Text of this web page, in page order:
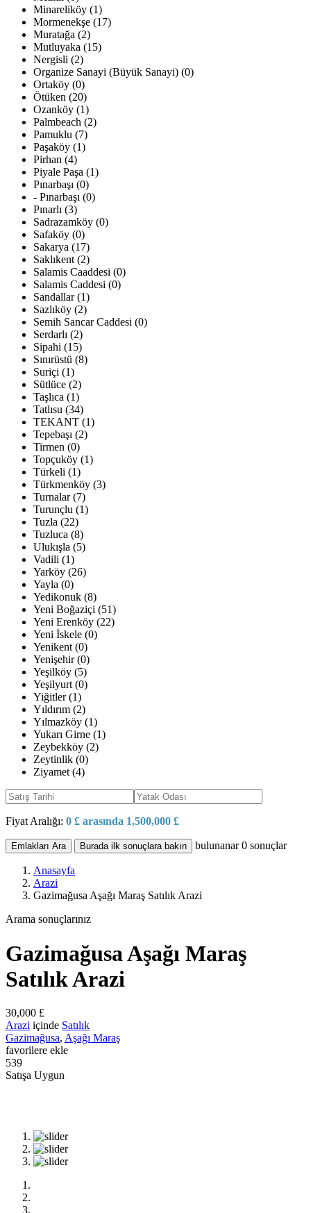
Minareliköy (1)
Mormenekşe (17)
Muratağa (2)
Mutluyaka (15)
Nergisli (2)
Organize Sanayi (Büyük Sanayi) (0)
Ortaköy (0)
Ötüken (20)
Ozanköy (1)
Palmbeach (2)
Pamuklu (7)
Paşaköy (1)
Pirhan (4)
Piyale Paşa (1)
Pınarbaşı (0)
- Pınarbaşı (0)
Pınarlı (3)
Sadrazamköy (0)
Safaköy (0)
Sakarya (17)
Saklıkent (2)
Salamis Caaddesi (0)
Salamis Caddesi (0)
Sandallar (1)
Sazlıköy (2)
Semih Sancar Caddesi (0)
Serdarlı (2)
Sipahi (15)
Sınırüstü (8)
Suriçi (1)
Sütlüce (2)
Taşlıca (1)
Tatlısu (34)
TEKANT (1)
Tepebaşı (2)
Tirmen (0)
Topçuköy (1)
Türkeli (1)
Türkmenköy (3)
Turnalar (7)
Turunçlu (1)
Tuzla (22)
Tuzluca (8)
Ulukışla (5)
Vadili (1)
Yarköy (26)
Yayla (0)
Yedikonuk (8)
Yeni Boğaziçi (51)
Yeni Erenköy (22)
Yeni İskele (0)
Yenikent (0)
Yenişehir (0)
Yeşilköy (5)
Yeşilyurt (0)
Yiğitler (1)
Yıldırım (2)
Yılmazköy (1)
Yukarı Girne (1)
Zeybekköy (2)
Zeytinlik (0)
Ziyamet (4)
Fiyat Aralığı: 0 £ arasında 1,500,000 £
Emlakları Ara Burada ilk sonuçlara bakın bulunanar0 sonuçlar
Anasayfa
Arazi
Gazimağusa Aşağı Maraş Satılık Arazi
Arama sonuçlarınız
Gazimağusa Aşağı Maraş
Satılık Arazi
30,000 £
Arazi içinde Satılık
Gazimağusa, Aşağı Maraş
favorilere ekle
539
Satışa Uygun